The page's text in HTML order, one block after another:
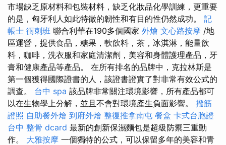
市場缺乏原材料和包裝材料，缺乏化妝品化學訓練，更重要
的是，匈牙利人如此特徵的韌性和有目的性仍然成功。 記
帳士 衝刺班 聯合利華在190多個國家 外燴 文心路按摩 /地
區運營，提供食品，糖果，軟飲料，茶，冰淇淋，能量飲
料，咖啡，洗衣服和家庭清潔劑，美容和身體護理產品，牙
膏和健康產品等產品。 在所有排名的品牌中，克拉林斯是
第一個獲得國際證書的人，該證書證實了對非常有效公式的
調查。 台中 spa 該品牌非常關注環境影響，所有產品都可
以在生物學上分解，並且不會對環境產生負面影響。 撥筋
證照 自助餐外燴 到府外燴 整復推拿南屯 餐盒 卡式台胞證
台中 整骨 dcard 最新的創新保濕麵包是超級防禦三重動
作。 大雅按摩 一個獨特的公式，可以保留多年的美容和青